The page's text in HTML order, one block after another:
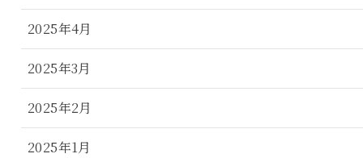
2025年4月
2025年3月
2025年2月
2025年1月